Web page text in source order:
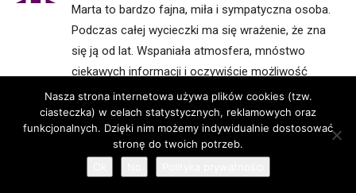
Marta to bardzo fajna, miła i sympatyczna osoba.
Podczas całej wycieczki ma się wrażenie, że zna
się ją od lat. Wspaniała atmosfera, mnóstwo
ciekawych informacji i oczywiście możliwość
zobaczenia miejsc, do których byśmy pewnie nie
dotarli. Dzięki za mile spędzony czas. Serdeczne
pozdrowienia od rodzinki z Rzeszowa.
Komentuj
Nasza strona internetowa używa plików cookies (tzw.
ciasteczka) w celach statystycznych, reklamowych oraz
funkcjonalnych. Dzięki nim możemy indywidualnie dostosować
stronę do twoich potrzeb.